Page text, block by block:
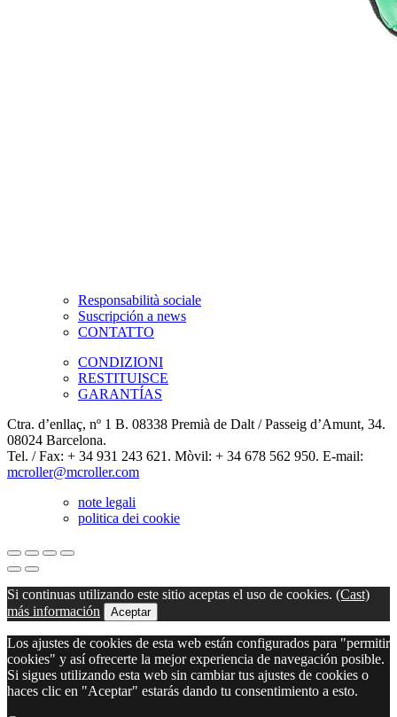
Responsabilità sociale
Suscripción a news
CONTATTO
CONDIZIONI
RESTITUISCE
GARANTÍAS
Ctra. d’enllaç, nº 1 B. 08338 Premià de Dalt / Passeig d’Amunt, 34.
08024 Barcelona.
Tel. / Fax: + 34 931 243 621. Mòvil: + 34 678 562 950. E-mail:
mcroller@mcroller.com
note legali
politica dei cookie
Si continuas utilizando este sitio aceptas el uso de cookies. (Cast)
más información
Aceptar
Los ajustes de cookies de esta web están configurados para "permitir
cookies" y así ofrecerte la mejor experiencia de navegación posible.
Si sigues utilizando esta web sin cambiar tus ajustes de cookies o
haces clic en "Aceptar" estarás dando tu consentimiento a esto.